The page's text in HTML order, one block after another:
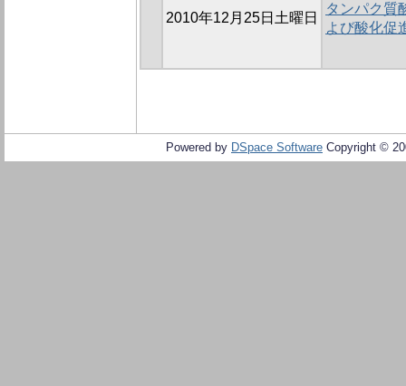
2010年12月25日土曜日
タンパク質
よび酸化促
Powered by DSpace Software Copyright ©